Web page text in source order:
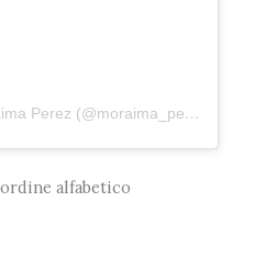
Un post condiviso da Moraima Perez (@moraima_perez_official)
alfabetico